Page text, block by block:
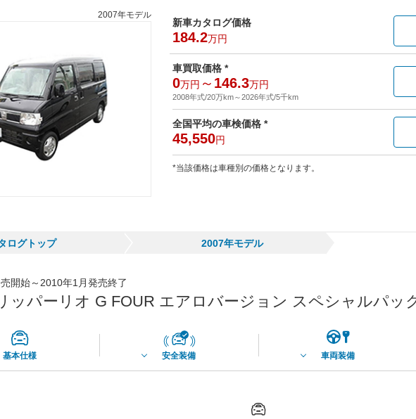
2007年モデル
新車カタログ価格
184.2万円
車買取価格 *
0万円 ～ 146.3万円
2008年式/20万km～2026年式/5千km
全国平均の車検価格 *
45,550円
*当該価格は車種別の価格となります。
ログトップ 2007年モデル
開始～2010年1月発売終了
ッパーリオ G FOUR エアロバージョン スペシャルパッ
基本仕様 安全装備 車両装備